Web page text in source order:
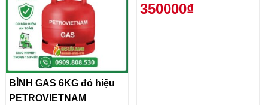
BÌNH GAS 6KG đỏ hiệu
PETROVIETNAM
350000₫